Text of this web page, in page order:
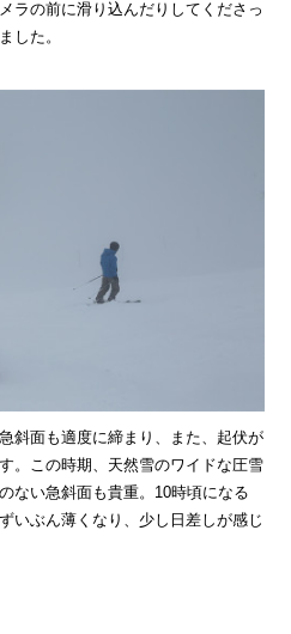
ラの前に滑り込んだりしてくださっ
した。
斜面も適度に締まり、また、起伏が
。この時期、天然雪のワイドな圧雪
ない急斜面も貴重。10時頃になる
いぶん薄くなり、少し日差しが感じ